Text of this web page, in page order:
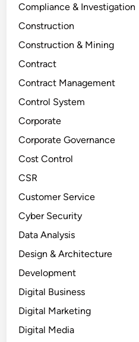
Compliance & Investigation
Construction
Construction & Mining
Contract
Contract Management
Control System
Corporate
Corporate Governance
Cost Control
CSR
Customer Service
Cyber Security
Data Analysis
Design & Architecture
Development
Digital Business
Digital Marketing
Digital Media